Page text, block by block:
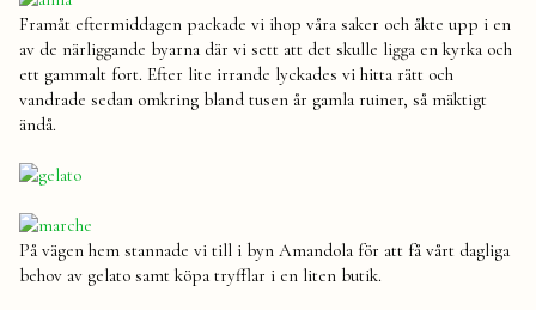
Framåt eftermiddagen packade vi ihop våra saker och åkte upp i en
av de närliggande byarna där vi sett att det skulle ligga en kyrka och
ett gammalt fort. Efter lite irrande lyckades vi hitta rätt och
vandrade sedan omkring bland tusen år gamla ruiner, så mäktigt
ändå.
På vägen hem stannade vi till i byn Amandola för att få vårt dagliga
behov av gelato samt köpa tryfflar i en liten butik.